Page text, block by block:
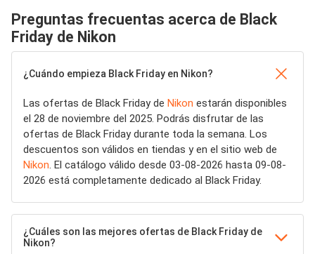
Preguntas frecuentas acerca de Black
Friday de Nikon
¿Cuándo empieza Black Friday en Nikon?
Las ofertas de Black Friday de Nikon estarán disponibles
el 28 de noviembre del 2025. Podrás disfrutar de las
ofertas de Black Friday durante toda la semana. Los
descuentos son válidos en tiendas y en el sitio web de
Nikon. El catálogo válido desde 03-08-2026 hasta 09-08-
2026 está completamente dedicado al Black Friday.
¿Cuáles son las mejores ofertas de Black Friday de
Nikon?